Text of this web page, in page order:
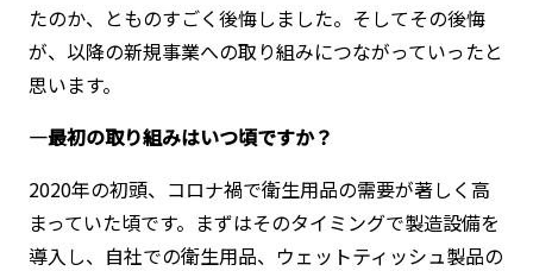
たのか、とものすごく後悔しました。そしてその後悔
が、以降の新規事業への取り組みにつながっていったと
思います。
―最初の取り組みはいつ頃ですか？
2020年の初頭、コロナ禍で衛生用品の需要が著しく高
まっていた頃です。まずはそのタイミングで製造設備を
導入し、自社での衛生用品、ウェットティッシュ製品の